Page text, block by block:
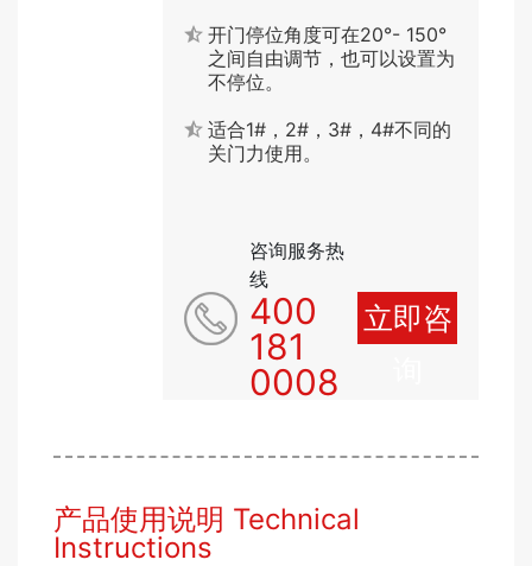
开门停位角度可在20°- 150°
之间自由调节，也可以设置为
不停位。
适合1#，2#，3#，4#不同的
关门力使用。
咨询服务热
线
400
181
0008
立即咨
产品使用说明 Technical
Instructions